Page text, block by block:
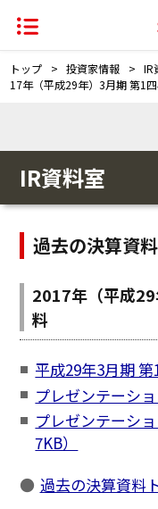
トップ > 投資家情報 > IR
17年（平成29年）3月期 第1
IR資料室
過去の決算資料
2017年（平成
料
平成29年3月期 第
プレゼンテーショ
プレゼンテーシ
7KB）
過去の決算資料